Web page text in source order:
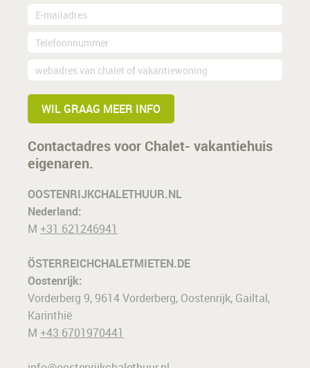
WIL GRAAG MEER INFO
Contactadres voor Chalet- vakantiehuis
eigenaren.
OOSTENRIJKCHALETHUUR.NL
Nederland:
M +31 621246941
ÖSTERREICHCHALETMIETEN.DE
Oostenrijk:
Vorderberg 9, 9614 Vorderberg, Oostenrijk, Gailtal,
Karinthië
M +43 6701970441